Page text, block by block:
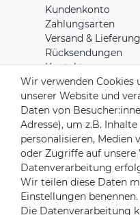
Kundenkonto
Zahlungsarten
Versand & Lieferung
Rücksendungen
Kontakt zu uns
Zahlungsanbieter
Versandpartner
Wir verwenden Cookies
unserer Website und
Daten von
Adresse), um z.B.
personalisieren,
oder Zugriffe auf unsere
Datenverarbeitung
Wir teilen diese Daten
Einstellungen benennen.
Die Datenverarbeitung